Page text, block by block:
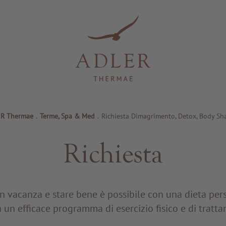
Thermae . Terme, Spa & Med . Richiesta Dimagrimento, Detox, Body
Richiesta
vacanza e stare bene è possibile con una dieta
efficace programma di esercizio fisico e di